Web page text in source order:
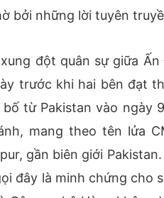
bởi những lời tuyên
đột quân sự giữa
trước khi hai bên đạt
bố từ Pakistan vào ngày
mang theo tên lửa
gần biên giới
đây là minh chứng cho